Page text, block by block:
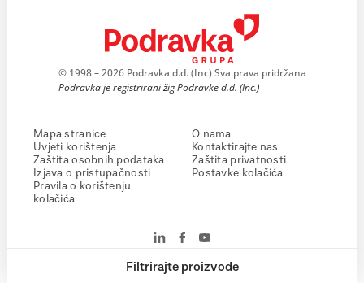
Filtrirajte proizvode
© 1998 – 2026 Podravka d.d. (Inc) Sva prava pridržana
Podravka je registrirani žig Podravke d.d. (Inc.)
Mapa stranice
Uvjeti korištenja
Zaštita osobnih podataka
Izjava o pristupačnosti
Pravila o korištenju
kolačića
O nama
Kontaktirajte nas
Zaštita privatnosti
Postavke kolačića